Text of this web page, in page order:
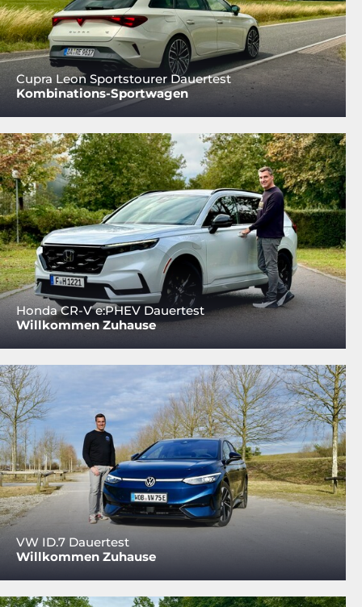
Cupra Leon Sportstourer Dauertest
Kombinations-Sportwagen
Honda CR-V e:PHEV Dauertest
Willkommen Zuhause
VW ID.7 Dauertest
Willkommen Zuhause